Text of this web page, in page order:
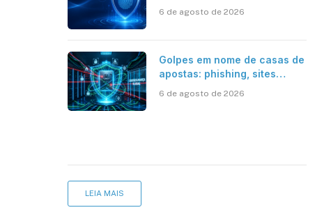
6 de agosto de 2026
Golpes em nome de casas de
apostas: phishing, sites
6 de agosto de 2026
LEIA MAIS